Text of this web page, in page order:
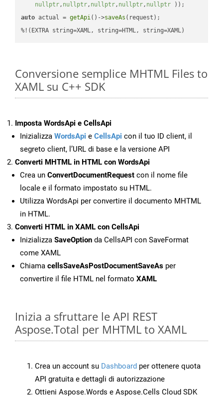
nullptr, nullptr, nullptr, nullptr, nullptr ))
auto actual = getApi()->saveAs (request);
%!(EXTRA string=XAML, string=HTML, string=XAML)
Conversione semplice MHTML Files to
XAML su C++ SDK
Imposta WordsApi e CellsApi
Inizializza WordsApi e CellsApi con il tuo ID client, il
segreto client, l’URL di base e la versione API
Converti MHTML in HTML con WordsApi
Crea un ConvertDocumentRequest con il nome file
locale e il formato impostato su HTML.
Utilizza WordsApi per convertire il documento MHTML
in HTML.
Converti HTML in XAML con CellsApi
Inizializza SaveOption da CellsAPI con SaveFormat
come XAML
Chiama cellsSaveAsPostDocumentSaveAs per
convertire il file HTML nel formato XAML
Inizia a sfruttare le API REST
Aspose.Total per MHTML to XAML
Crea un account su Dashboard per ottenere quota
API gratuita e dettagli di autorizzazione
Ottieni Aspose.Words e Aspose.Cells Cloud SDK